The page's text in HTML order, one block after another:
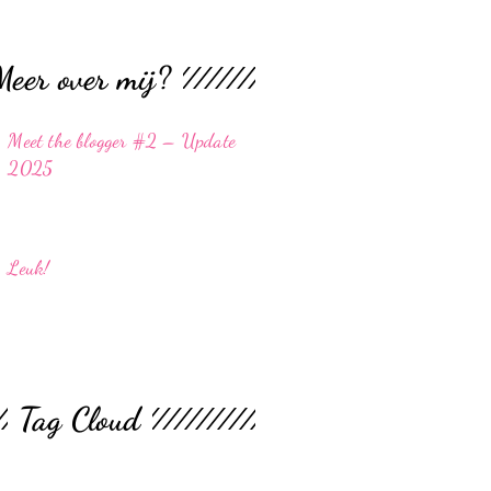
over mij?
Meet the blogger #2 – Update
2025
Leuk!
Tag Cloud